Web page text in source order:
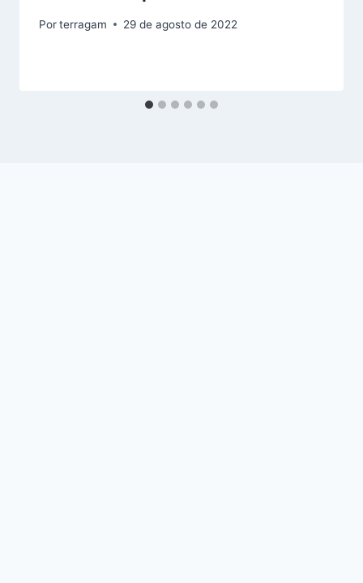
Porterragam 29 de agosto de 2022